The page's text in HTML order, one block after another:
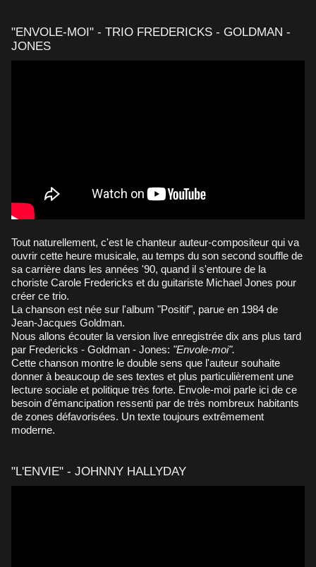
"ENVOLE-MOI" - TRIO FREDERICKS - GOLDMAN -
JONES
Tout naturellement, c'est le chanteur auteur-compositeur qui va
ouvrir cette heure musicale, au temps du son second souffle de
sa carrière dans les années '90, quand il s'entoure de la
choriste Carole Fredericks et du guitariste Michael Jones pour
créer ce trio.
La chanson est née sur l'album "Positif", parue en 1984 de
Jean-Jacques Goldman.
Nous allons écouter la version live enregistrée dix ans plus tard
par Fredericks - Goldman - Jones: "Envole-moi".
Cette chanson montre le double sens que l'auteur souhaite
donner à beaucoup de ses textes et plus particulièrement une
lecture sociale et politique très forte. Envole-moi parle ici de ce
besoin d'émancipation ressenti par de très nombreux habitants
de zones défavorisées. Un texte toujours extrêmement
moderne.
"L'ENVIE" - JOHNNY HALLYDAY